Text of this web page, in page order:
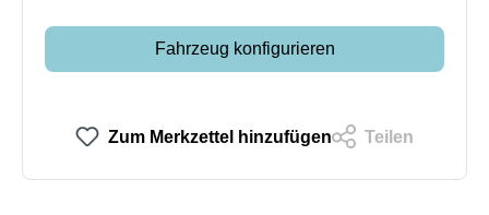
Fahrzeug konfigurieren
Zum Merkzettel hinzufügen Teilen